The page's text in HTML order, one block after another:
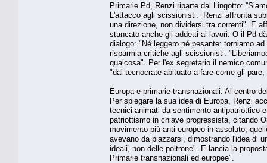
Primarie Pd, Renzi riparte dal Lingotto:
L'attacco agli scissionisti. Renzi affronta
una direzione, non dividersi tra correnti". E
stancato anche gli addetti ai lavori. O il Pd
dialogo: "Né leggero né pesante: torniamo
risparmia critiche agli scissionisti:
qualcosa". Per l'ex segretario il nemico
"dal tecnocrate abituato a fare come gli
Europa e primarie transnazionali. Al centro
Per spiegare la sua idea di Europa, Renzi
tecnici animati da sentimento antipatriottico
patriottismo in chiave progressista, citando
movimento più anti europeo in assoluto,
avevano da piazzarsi, dimostrando l'idea di
ideali, non delle poltrone". E lancia la
Primarie transnazionali ed europee".